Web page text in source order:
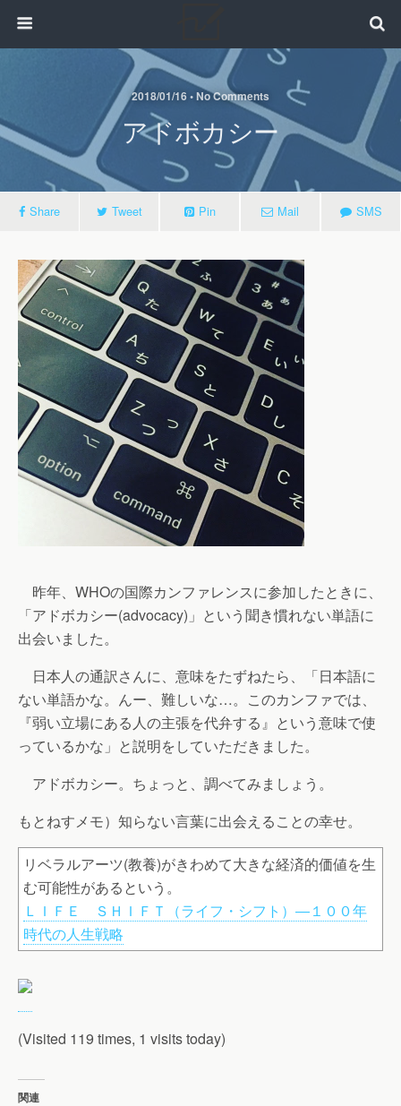
2018/01/16 • No Comments
アドボカシー
Share Tweet Pin Mail SMS
昨年、WHOの国際カンファレンスに参加したときに、
「アドボカシー(advocacy)」という聞き慣れない単語に
出会いました。
日本人の通訳さんに、意味をたずねたら、「日本語に
ない単語かな。んー、難しいな…。このカンファでは、
『弱い立場にある人の主張を代弁する』という意味で使
っているかな」と説明をしていただきました。
アドボカシー。ちょっと、調べてみましょう。
もとねすメモ）知らない言葉に出会えることの幸せ。
リベラルアーツ(教養)がきわめて大きな経済的価値を生
む可能性があるという。
ＬＩＦＥ ＳＨＩＦＴ（ライフ・シフト）―１００年
時代の人生戦略
(Visited 119 times, 1 visits today)
関連